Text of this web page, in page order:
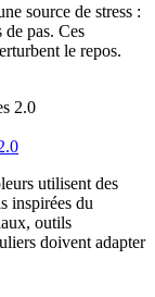
source de stress :
pas. Ces
le repos.
utilisent des
inspirées du
outils
doivent adapter